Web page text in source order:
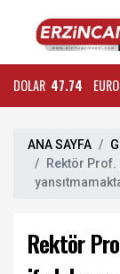
DOLAR 47.74 EURO
ANA SAYFA
Rektör Prof.
Rektör